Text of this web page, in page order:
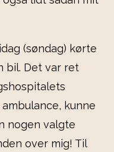
(søndag) kørte
bil. Det var ret
kunne
nogen valgte
over mig! Til